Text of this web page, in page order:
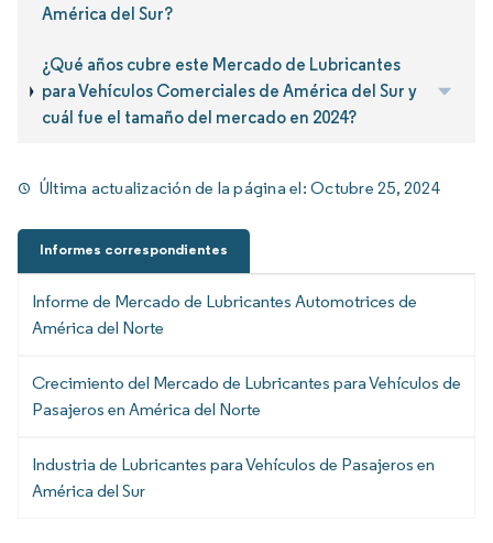
América del Sur?
¿Qué años cubre este Mercado de Lubricantes
para Vehículos Comerciales de América del Sur y
cuál fue el tamaño del mercado en 2024?
Última actualización de la página el:Octubre 25, 2024
Informes correspondientes
Informe de Mercado de Lubricantes Automotrices de
América del Norte
Crecimiento del Mercado de Lubricantes para Vehículos de
Pasajeros en América del Norte
Industria de Lubricantes para Vehículos de Pasajeros en
América del Sur